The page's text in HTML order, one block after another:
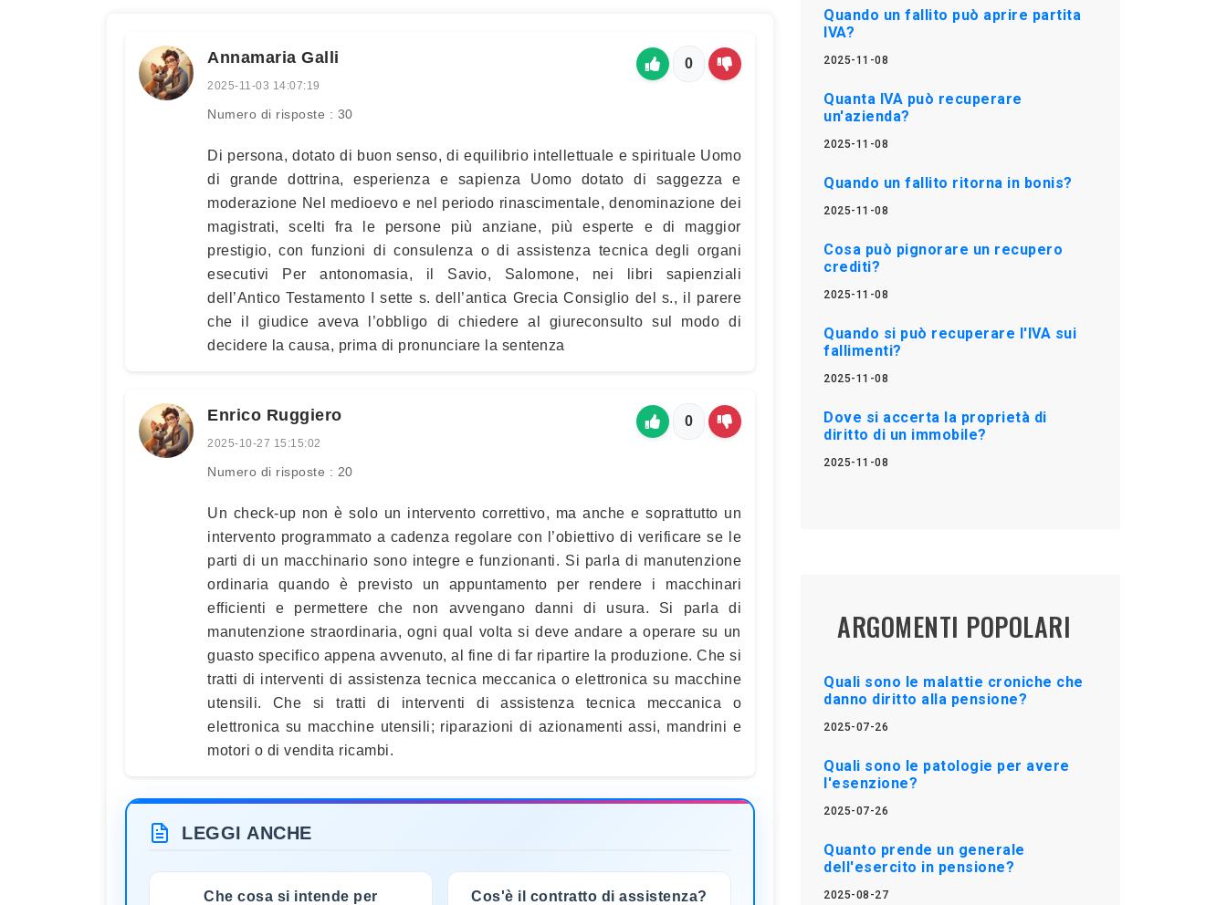
Annamaria Galli
2025-11-03 14:07:19
Numero di risposte : 30
0
Di persona, dotato di buon senso, di equilibrio intellettuale e spirituale Uomo
di grande dottrina, esperienza e sapienza Uomo dotato di saggezza e
moderazione Nel medioevo e nel periodo rinascimentale, denominazione dei
magistrati, scelti fra le persone più anziane, più esperte e di maggior
prestigio, con funzioni di consulenza o di assistenza tecnica degli organi
esecutivi Per antonomasia, il Savio, Salomone, nei libri sapienziali
dell’Antico Testamento I sette s. dell’antica Grecia Consiglio del s., il parere
che il giudice aveva l’obbligo di chiedere al giureconsulto sul modo di
decidere la causa, prima di pronunciare la sentenza
Enrico Ruggiero
2025-10-27 15:15:02
Numero di risposte : 20
0
Un check-up non è solo un intervento correttivo, ma anche e soprattutto un
intervento programmato a cadenza regolare con l’obiettivo di verificare se le
parti di un macchinario sono integre e funzionanti. Si parla di manutenzione
ordinaria quando è previsto un appuntamento per rendere i macchinari
efficienti e permettere che non avvengano danni di usura. Si parla di
manutenzione straordinaria, ogni qual volta si deve andare a operare su un
guasto specifico appena avvenuto, al fine di far ripartire la produzione. Che si
tratti di interventi di assistenza tecnica meccanica o elettronica su macchine
utensili. Che si tratti di interventi di assistenza tecnica meccanica o
elettronica su macchine utensili; riparazioni di azionamenti assi, mandrini e
motori o di vendita ricambi.
LEGGI ANCHE
Che cosa si intende per
Cos'è il contratto di assistenza?
Quando un fallito può aprire partita
IVA?
2025-11-08
Quanta IVA può recuperare
un'azienda?
2025-11-08
Quando un fallito ritorna in bonis?
2025-11-08
Cosa può pignorare un recupero
crediti?
2025-11-08
Quando si può recuperare l'IVA sui
fallimenti?
2025-11-08
Dove si accerta la proprietà di
diritto di un immobile?
2025-11-08
ARGOMENTI POPOLARI
Quali sono le malattie croniche che
danno diritto alla pensione?
2025-07-26
Quali sono le patologie per avere
l'esenzione?
2025-07-26
Quanto prende un generale
dell'esercito in pensione?
2025-08-27